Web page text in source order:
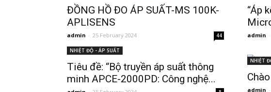
ĐỒNG HỒ ĐO ÁP SUẤT-MS 100K-
APLISENS
admin - 25 February 2024 44
“Áp
admin -
NHIỆT ĐỘ - ÁP SUẤT
Tiêu đề: “Bộ truyền áp suất thông
minh APCE-2000PD: Công nghệ...
NHIỆT
admin -